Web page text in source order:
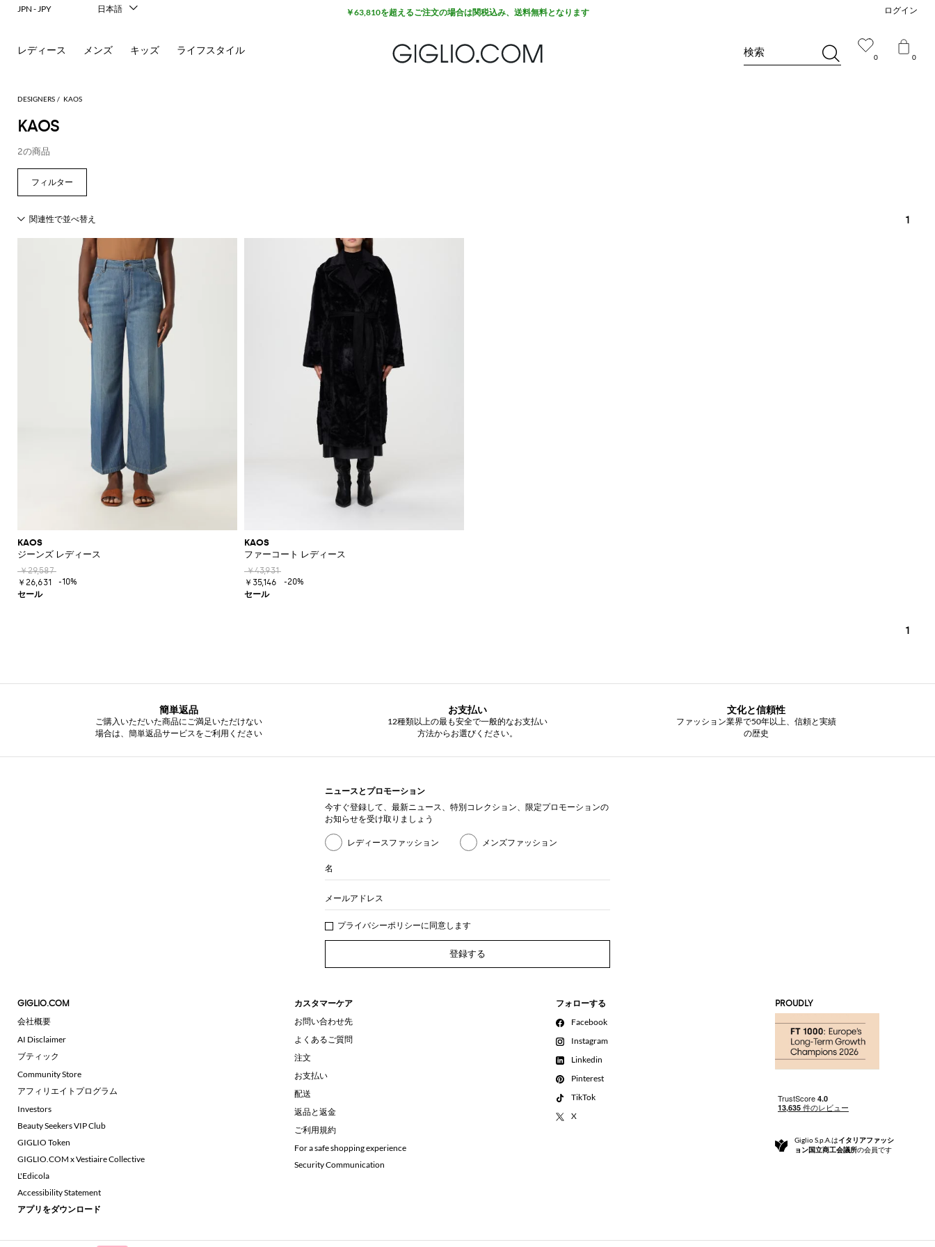
DESIGNERS KAOS
KAOS
2の商品
1
KAOS
ジーンズ レディース
￥29,587
￥26,631
-10%
KAOS
ファーコート レディース
￥43,931
￥35,146
-20%
1
0 0
検索
ログイン
レディース メンズ キッズ ライフスタイル
JPN - JPY
日本語
Français
簡単返品
ご購入いただいた商品にご満足いただけない
場合は、簡単返品サービスをご利用ください
お支払い
12種類以上の最も安全で一般的なお支払い
方法からお選びください。
文化と信頼性
ファッション業界で50年以上、信頼と実績
の歴史
ニュースとプロモーション
今すぐ登録して、最新ニュース、特別コレクション、限定プロモーションの
お知らせを受け取りましょう
レディースファッション メンズファッション
名
メールアドレス
プライバシーポリシーに同意します
登録する
GIGLIO.COM
会社概要
AI Disclaimer
ブティック
Community Store
アフィリエイトプログラム
Investors
Beauty Seekers VIP Club
GIGLIO Token
GIGLIO.COM x Vestiaire Collective
L'Edicola
Accessibility Statement
アプリをダウンロード
カスタマーケア
お問い合わせ先
よくあるご質問
注文
お支払い
配送
返品と返金
ご利用規約
For a safe shopping experience
Security Communication
フォローする
Facebook
Instagram
Linkedin
Pinterest
TikTok
X
PROUDLY
Giglio S.p.A.はイタリアファッシ
ョン国立商工会議所の会員です